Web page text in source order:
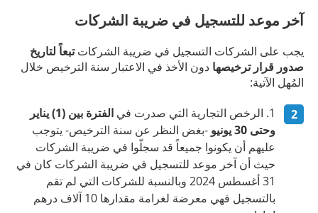
آخر موعد للتسجيل في ضريبة الشركات
يجب على الشركات التسجيل في ضريبة الشركاتتبعاً لتاريخ
صدور قرار ترخيصها دون الأخذ في الاعتبار سنة الترخيص خلال
المُهل الآتية:
الرخص التجارية التي صدرت في
الفترة بين (1) يناير
وحتى 30 يونيو
-بغض النظر عن سنة الترخيص- يتوجب
عليهم أن يكونوا جميعاً قد سجلّوا في ضريبة الشركات
حيث أن آخر موعد للتسجيل في ضريبة الشركات كان في
31 أغسطس 2024 وبالنسبة للشركات التي لم تقم
بالتسجيل فهي معرضة لغرامة مقدارها 10 آلاف درهم